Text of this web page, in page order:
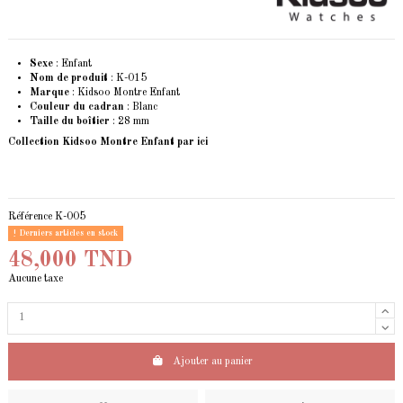
Sexe : Enfant
Nom de produit : K-015
Marque : Kidsoo Montre Enfant
Couleur du cadran : Blanc
Taille du boîtier : 28 mm
Collection Kidsoo Montre Enfant par ici
Référence K-005
Derniers articles en stock
48,000 TND
Aucune taxe
Ajouter au panier